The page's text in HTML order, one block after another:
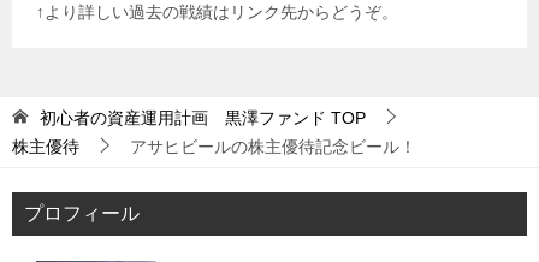
↑より詳しい過去の戦績はリンク先からどうぞ。
初心者の資産運用計画 黒澤ファンド TOP
株主優待
アサヒビールの株主優待記念ビール！
プロフィール